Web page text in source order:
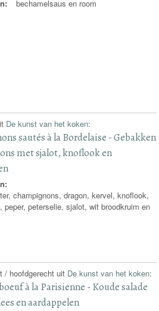
bechamelsaus en room
De kunst van het koken:
sautés à la Bordelaise - Gebakken
met sjalot, knoflook en
champignons, dragon, kervel, knoflook,
peper, peterselie, sjalot, wit broodkruim en
/ hoofdgerecht uit De kunst van het koken:
à la Parisienne - Koude salade
en aardappelen